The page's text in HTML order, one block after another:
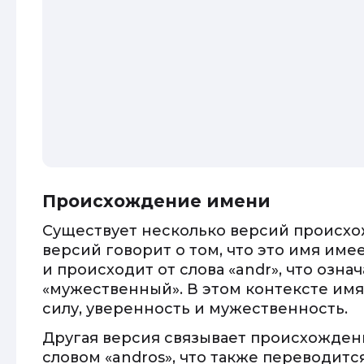
Происхождение имени
Существует несколько версий
версий говорит о том, что это имя
и происходит от слова «andr», что
«мужественный». В этом контексте
силу, уверенность и мужественность.
Другая версия связывает
словом «andros», что также